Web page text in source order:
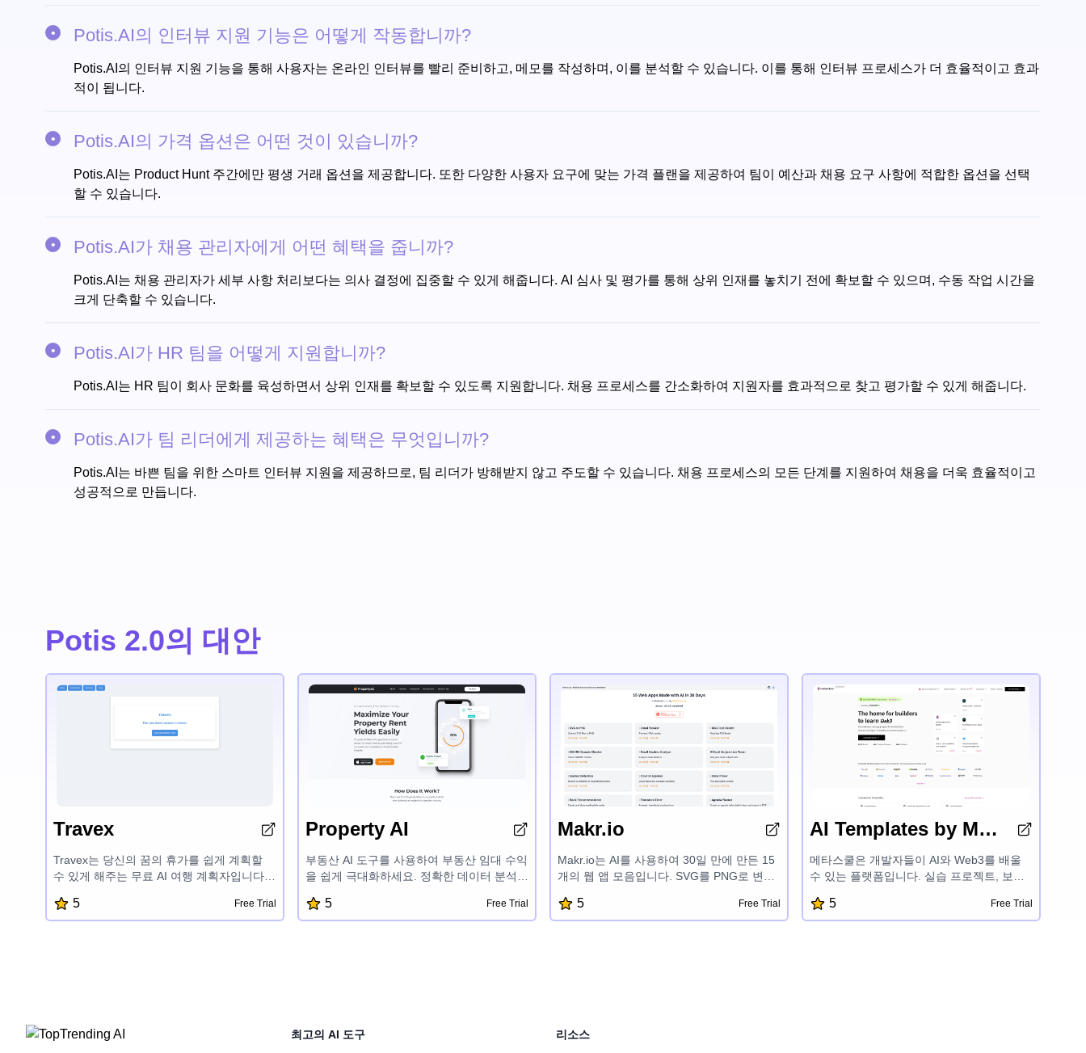
Potis.AI의 인터뷰 지원 기능은 어떻게 작동합니까?
Potis.AI의 인터뷰 지원 기능을 통해 사용자는 온라인 인터뷰를 빨리 준비하고, 메모를 작성하며, 이를 분석할 수 있습니다. 이를 통해 인터뷰 프로세스가 더 효율적이고 효과
적이 됩니다.
Potis.AI의 가격 옵션은 어떤 것이 있습니까?
Potis.AI는 Product Hunt 주간에만 평생 거래 옵션을 제공합니다. 또한 다양한 사용자 요구에 맞는 가격 플랜을 제공하여 팀이 예산과 채용 요구 사항에 적합한 옵션을 선택
할 수 있습니다.
Potis.AI가 채용 관리자에게 어떤 혜택을 줍니까?
Potis.AI는 채용 관리자가 세부 사항 처리보다는 의사 결정에 집중할 수 있게 해줍니다. AI 심사 및 평가를 통해 상위 인재를 놓치기 전에 확보할 수 있으며, 수동 작업 시간을
크게 단축할 수 있습니다.
Potis.AI가 HR 팀을 어떻게 지원합니까?
Potis.AI는 HR 팀이 회사 문화를 육성하면서 상위 인재를 확보할 수 있도록 지원합니다. 채용 프로세스를 간소화하여 지원자를 효과적으로 찾고 평가할 수 있게 해줍니다.
Potis.AI가 팀 리더에게 제공하는 혜택은 무엇입니까?
Potis.AI는 바쁜 팀을 위한 스마트 인터뷰 지원을 제공하므로, 팀 리더가 방해받지 않고 주도할 수 있습니다. 채용 프로세스의 모든 단계를 지원하여 채용을 더욱 효율적이고
성공적으로 만듭니다.
Potis 2.0의 대안
Travex
Travex는 당신의 꿈의 휴가를 쉽게 계획할
수 있게 해주는 무료 AI 여행 계획자입니다.
으로 사용자 맞춤형 여행 계획을 빠르게 만들
고, 가장 좋은 여행지를 찾으며, 여행 팁에 접
5 Free Trial
Property AI
부동산 AI 도구를 사용하여 부동산 임대 수익
을 쉽게 극대화하세요. 정확한 데이터 분석과
투자 결정을 내리세요. 부동산 가치 향상, 수
익성 평가, 수익 증대를 위한 맞춤형 조언을
5 Free Trial
Makr.io
Makr.io는 AI를 사용하여 30일 만에 만든 15
개의 웹 앱 모음입니다. SVG를 PNG로 변환
DMARC 도메인 확인기, 이메일 헤더 분석기,
이메일 제목줄 테스터, 영감을 주는 인용구,
5 Free Trial
AI Templates by Metaschool
메타스쿨은 개발자들이 AI와 Web3를 배울
수 있는 플랫폼입니다. 실습 프로젝트, 보상,
Sui, Fuel 등 첨단 기술 관련 전문가 멘토링을
제공합니다. 재미있고 쉽게 개발할 수 있도록
5 Free Trial
최고의 AI 도구 리소스